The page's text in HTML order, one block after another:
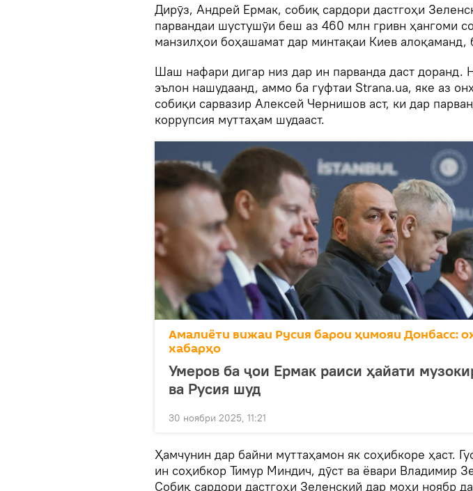
Дирӯз, Андрей Ермак, собиқ сардори дастгоҳи
парвандаи шустушӯи беш аз 460 млн гривн ҳангоми
манзилҳои боҳашамат дар минтақаи Киев
Шаш нафари дигар низ дар ин парванда даст доранд.
эълон нашудаанд, аммо ба гуфтаи Strana.ua, яке аз
собиқи сарвазир Алексей Чернишов аст, ки дар
коррупсия муттаҳам шудааст.
Амалиёти вижаи Русия барои ҳимояи Донбасс:
хабарҳо
Умеров ба ҷои Ермак раиси ҳайати
ва Русия шуд
30 ноябри 2025, 11:21
Ҳамчунин дар байни муттаҳамон як соҳибкоре ҳаст.
ин соҳибкор Тимур Миндич, дӯст ва ёвари Владимир
Собиқ сардори дастгоҳи Зеленский дар моҳи ноябр